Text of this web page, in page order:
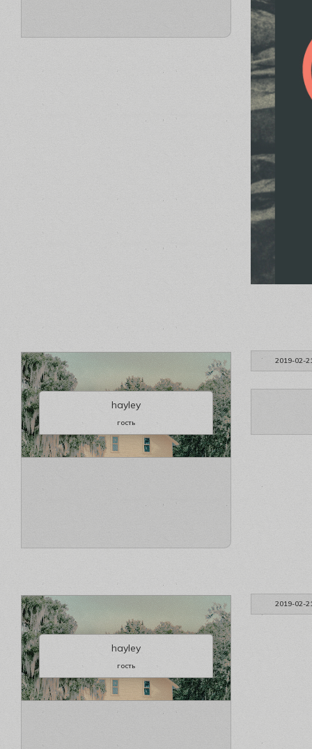
2019-02-
hayley
гость
2019-02-
hayley
гость